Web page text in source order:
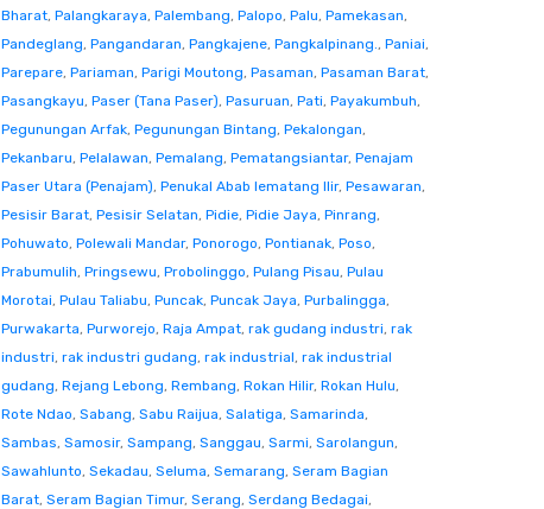
Bharat, Palangkaraya, Palembang, Palopo, Palu, Pamekasan,
Pandeglang, Pangandaran, Pangkajene, Pangkalpinang., Paniai,
Parepare, Pariaman, Parigi Moutong, Pasaman, Pasaman Barat,
Pasangkayu, Paser (Tana Paser), Pasuruan, Pati, Payakumbuh,
Pegunungan Arfak, Pegunungan Bintang, Pekalongan,
Pekanbaru, Pelalawan, Pemalang, Pematangsiantar, Penajam
Paser Utara (Penajam), Penukal Abab lematang Ilir, Pesawaran,
Pesisir Barat, Pesisir Selatan, Pidie, Pidie Jaya, Pinrang,
Pohuwato, Polewali Mandar, Ponorogo, Pontianak, Poso,
Prabumulih, Pringsewu, Probolinggo, Pulang Pisau, Pulau
Morotai, Pulau Taliabu, Puncak, Puncak Jaya, Purbalingga,
Purwakarta, Purworejo, Raja Ampat, rak gudang industri, rak
industri, rak industri gudang, rak industrial, rak industrial
gudang, Rejang Lebong, Rembang, Rokan Hilir, Rokan Hulu,
Rote Ndao, Sabang, Sabu Raijua, Salatiga, Samarinda,
Sambas, Samosir, Sampang, Sanggau, Sarmi, Sarolangun,
Sawahlunto, Sekadau, Seluma, Semarang, Seram Bagian
Barat, Seram Bagian Timur, Serang, Serdang Bedagai,